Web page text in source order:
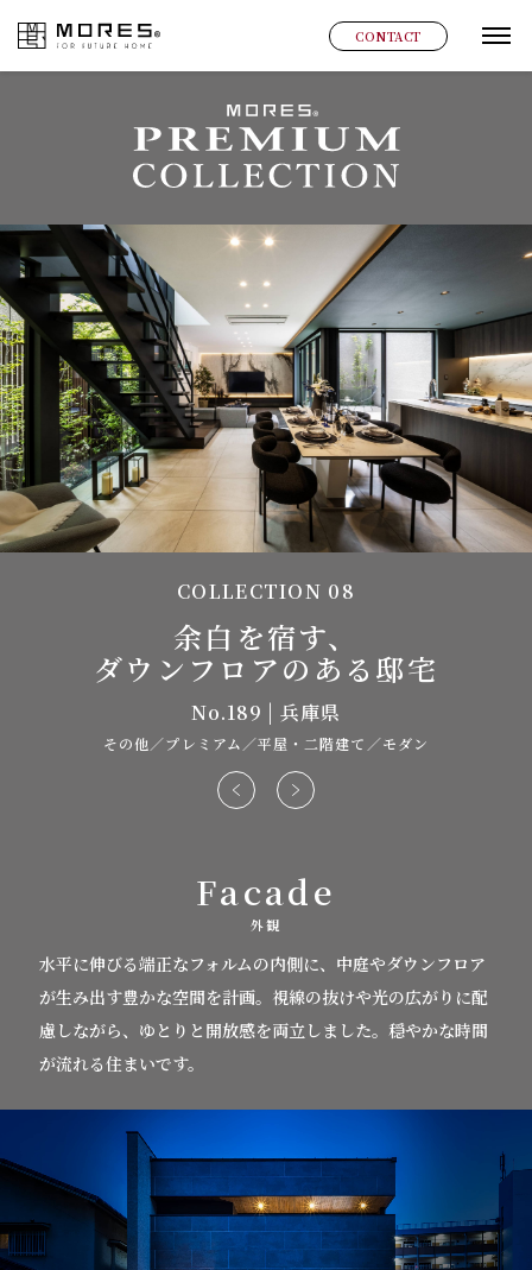
MORES CONTACT グ
COLLECTION 08
余白を宿す、
ダウンフロアのある邸宅
No.189 | 兵庫県
その他／プレミアム／平屋・二階建て／モダン
prev next
Facade
外観
水平に伸びる端正なフォルムの内側に、中庭やダウンフロア
が生み出す豊かな空間を計画。 視線の抜けや光の広がりに配
慮しながら、ゆとりと開放感を両立しました。穏やかな時間
が流れる住まいです。